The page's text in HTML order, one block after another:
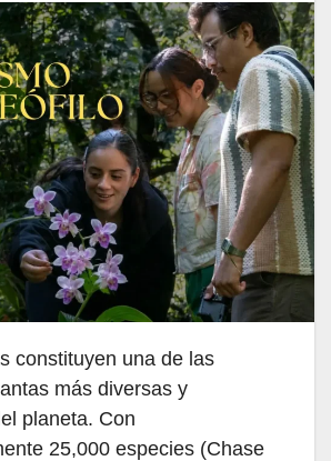
constituyen una de las
más diversas y
planeta. Con
25,000 especies (Chase